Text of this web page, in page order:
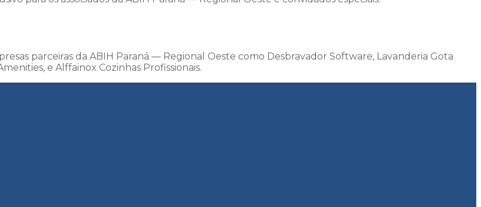
parceiras da ABIH Paraná — Regional Oeste como Desbravador Software, Lavanderia Gota
e Alffainox Cozinhas Profissionais.